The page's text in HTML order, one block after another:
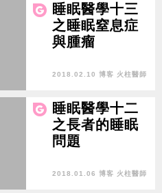
睡眠醫學十三
之睡眠窒息症
與腫瘤
2018.02.10 博客 火柱醫師
睡眠醫學十二
之長者的睡眠
問題
2018.01.06 博客 火柱醫師